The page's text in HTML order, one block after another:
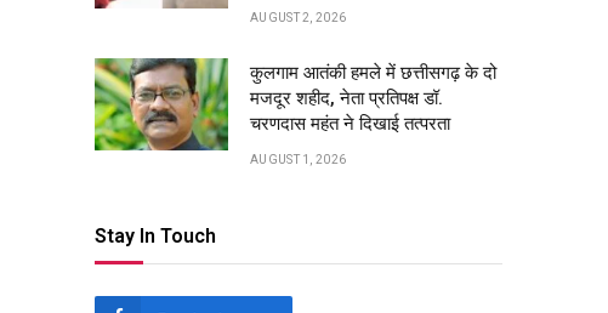
AUGUST 2, 2026
कुलगाम आतंकी हमले में छत्तीसगढ़ के दो
मजदूर शहीद, नेता प्रतिपक्ष डॉ.
चरणदास महंत ने दिखाई तत्परता
AUGUST 1, 2026
Stay In Touch